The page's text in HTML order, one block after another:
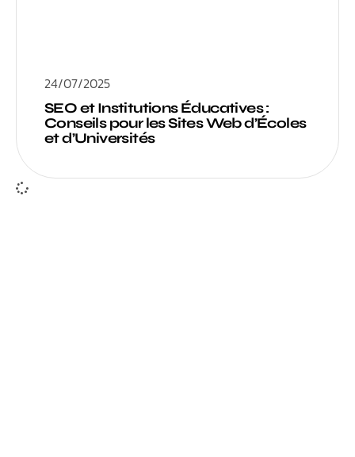
24/07/2025
SEO et Institutions Éducatives :
Conseils pour les Sites Web d’Écoles
et d’Universités